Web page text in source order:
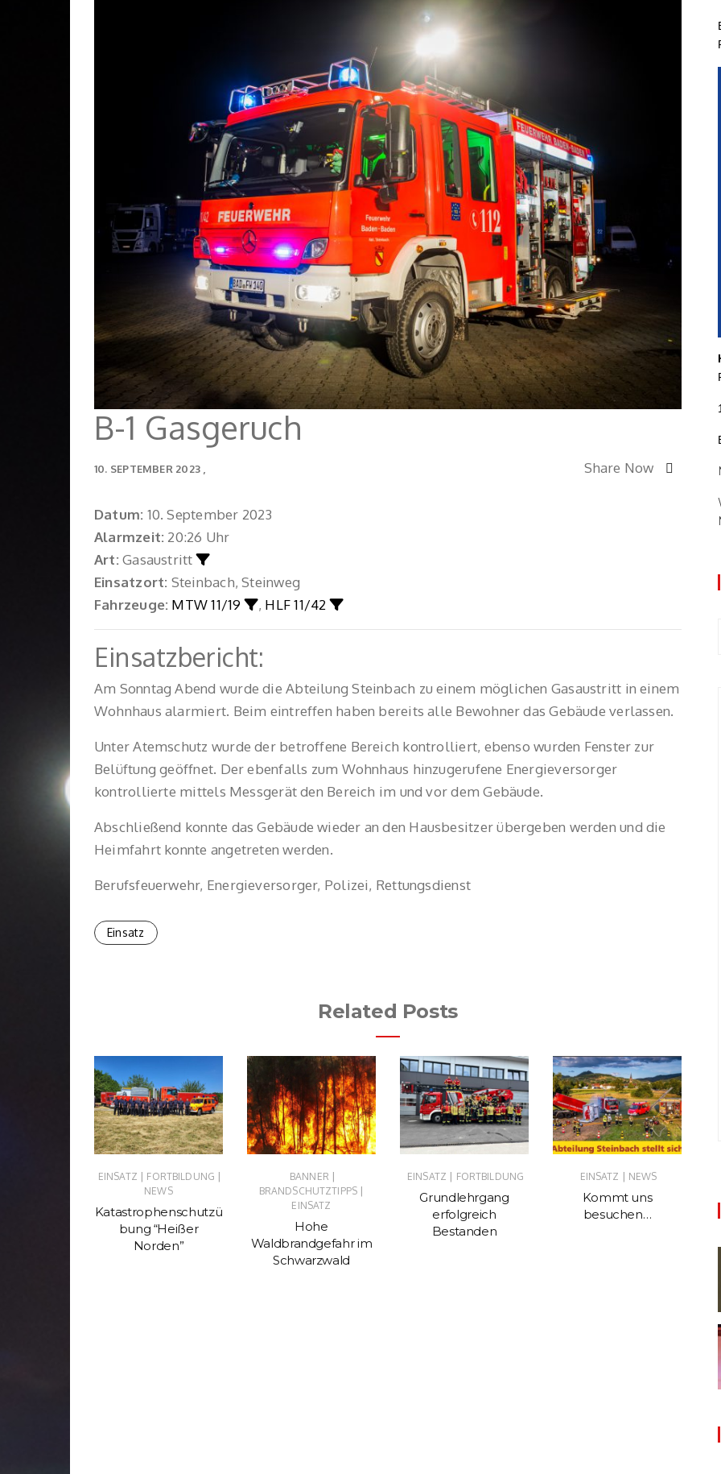
Einsatzabschnittsleiter
Geschichtliches
Löschgeräte der
Steinbacher Feuerwehr
Stadt Steinbach
Kommandanten
Ehrenkommandant
Mitgliederwerbung
Entdecke Eine Neue
Faszinierende Welt In
Steinbach
Voraussetzungen
Kindergruppe
Jugendgruppe Aktivitäten &
B-1 Gasgeruch
10. SEPTEMBER 2023 Share Now
Datum: 10. September 2023
Alarmzeit: 20:26 Uhr
Art:Gasaustritt
Einsatzort: Steinbach, Steinweg
Fahrzeuge: MTW 11/19 , HLF 11/42
Einsatzbericht:
Am Sonntag Abend wurde die Abteilung Steinbach zu einem möglichen Gasaustritt in einem
Wohnhaus alarmiert. Beim eintreffen haben bereits alle Bewohner das Gebäude verlassen.
Unter Atemschutz wurde der betroffene Bereich kontrolliert, ebenso wurden Fenster zur
Belüftung geöffnet. Der ebenfalls zum Wohnhaus hinzugerufene Energieversorger
kontrollierte mittels Messgerät den Bereich im und vor dem Gebäude.
Abschließend konnte das Gebäude wieder an den Hausbesitzer übergeben werden und die
Heimfahrt konnte angetreten werden.
Berufsfeuerwehr, Energieversorger, Polizei, Rettungsdienst
Einsatz
Related Posts
EINSATZ | FORTBILDUNG |
NEWS
Katastrophenschutzü
bung “Heißer
Norden”
BANNER |
BRANDSCHUTZTIPPS |
EINSATZ
Hohe
Waldbrandgefahr im
Schwarzwald
EINSATZ | FORTBILDUNG
Grundlehrgang
erfolgreich
Bestanden
EINSATZ | NEWS
Kommt uns
besuchen…